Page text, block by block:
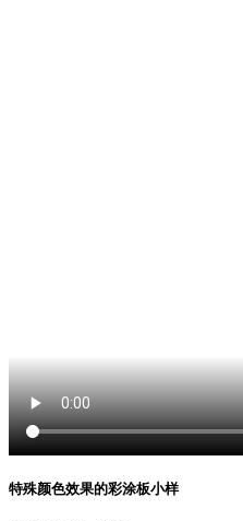
特殊颜色效果的彩涂板小样